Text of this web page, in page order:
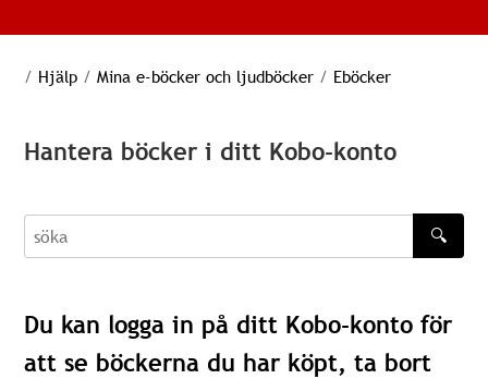
/ Hjälp / Mina e-böcker och ljudböcker / Eböcker
Hantera böcker i ditt Kobo-konto
söka
🔍
Du kan logga in på ditt Kobo-konto för
att se böckerna du har köpt, ta bort